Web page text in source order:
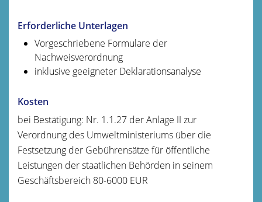
Erforderliche Unterlagen
Vorgeschriebene Formulare der
Nachweisverordnung
inklusive geeigneter Deklarationsanalyse
Kosten
bei Bestätigung: Nr. 1.1.27 der Anlage II zur
Verordnung des Umweltministeriums über die
Festsetzung der Gebührensätze für öffentliche
Leistungen der staatlichen Behörden in seinem
Geschäftsbereich 80-6000 EUR